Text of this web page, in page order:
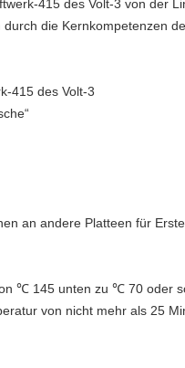
415 des Volt-3 von der
die Kernkompetenzen
415 des Volt-3
an andere Platteen für
℃ 145 unten zu ℃ 70 oder
von nicht mehr als 25